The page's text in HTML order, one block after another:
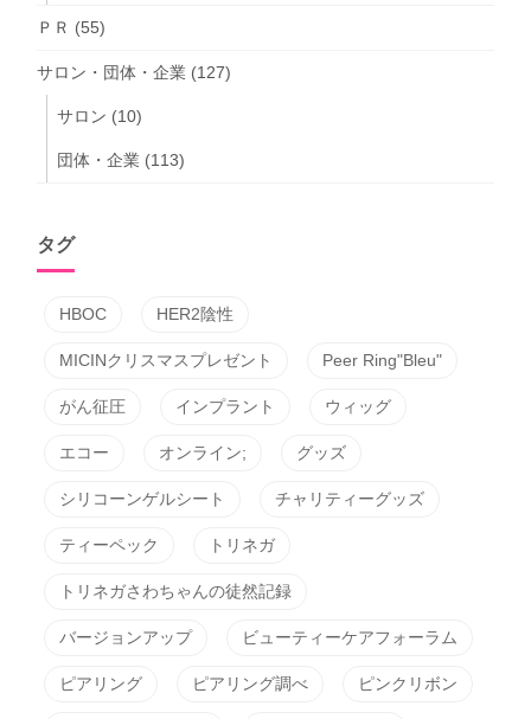
ＰＲ (55)
サロン・団体・企業 (127)
サロン (10)
団体・企業 (113)
タグ
HBOC HER2陰性
MICINクリスマスプレゼント Peer Ring"Bleu"
がん征圧 インプラント ウィッグ
エコー オンライン; グッズ
シリコーンゲルシート チャリティーグッズ
ティーペック トリネガ
トリネガさわちゃんの徒然記録
バージョンアップ ビューティーケアフォーラム
ピアリング ピアリング調べ ピンクリボン